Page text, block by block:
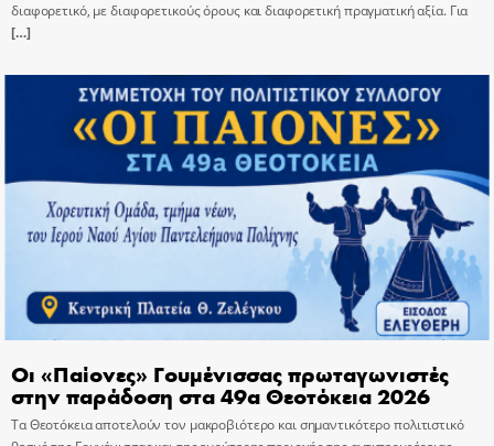
διαφορετικό, με διαφορετικούς όρους και διαφορετική πραγματική αξία. Για
[…]
Οι «Παίονες» Γουμένισσας πρωταγωνιστές
στην παράδοση στα 49α Θεοτόκεια 2026
Τα Θεοτόκεια αποτελούν τον μακροβιότερο και σημαντικότερο πολιτιστικό